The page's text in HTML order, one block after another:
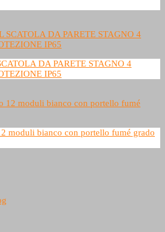
DA PARETE STAGNO 4
IP65
moduli bianco con portello fumé grado